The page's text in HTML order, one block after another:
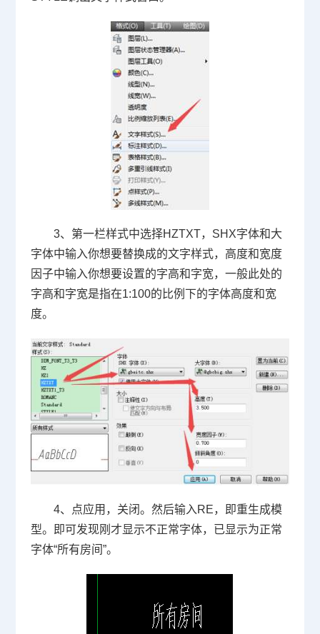
3、第一栏样式中选择HZTXT， SHX字体和大
字体中输入你想要替换成的文字样式，高度和宽度
因子中输入你想要设置的字高和字宽，一般此处的
字高和字宽是指在1:100的比例下的字体高度和宽
度。
4、点应用，关闭。然后输入 RE，即重生成模
型。即可发现刚才显示不正常字体，已显示为正常
字体“所有房间”。